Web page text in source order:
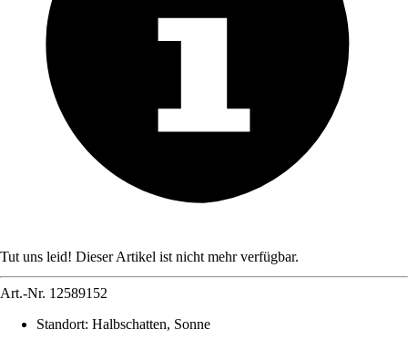
Tut uns leid! Dieser Artikel ist nicht mehr verfügbar.
Art.-Nr. 12589152
Standort: Halbschatten, Sonne